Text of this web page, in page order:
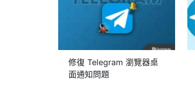
修復 Telegram 瀏覽器桌
面通知問題